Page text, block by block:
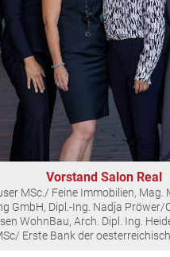
Vorstand Salon Real
MSc./ Feine Immobilien, Mag.
GmbH, Dipl.-Ing. Nadja Pröwer/
WohnBau, Arch. Dipl. Ing.
Erste Bank der